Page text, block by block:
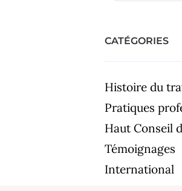
CATÉGORIES
Histoire du
Pratiques
Haut Conseil
Témoignages
International